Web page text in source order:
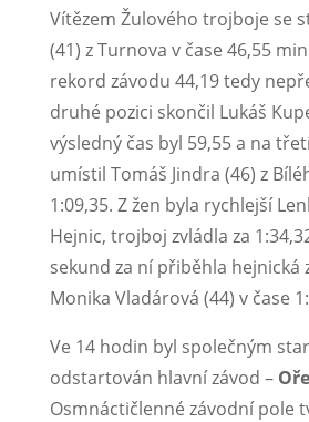
Vítězem Žulového trojboje se
(41) z Turnova v čase 46,55
rekord závodu 44,19 tedy
druhé pozici skončil Lukáš
výsledný čas byl 59,55 a na
umístil Tomáš Jindra (46) z
1:09,35. Z žen byla rychlejší
Hejnic, trojboj zvládla za
sekund za ní přiběhla hejnická
Monika Vladárová (44) v čase
Ve 14 hodin byl společným
odstartován hlavní závod –
Osmnáctičlenné závodní pole